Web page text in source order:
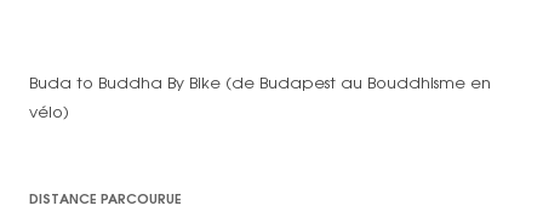
Buda to Buddha By Bike (de Budapest au Bouddhisme en
vélo)
DISTANCE PARCOURUE